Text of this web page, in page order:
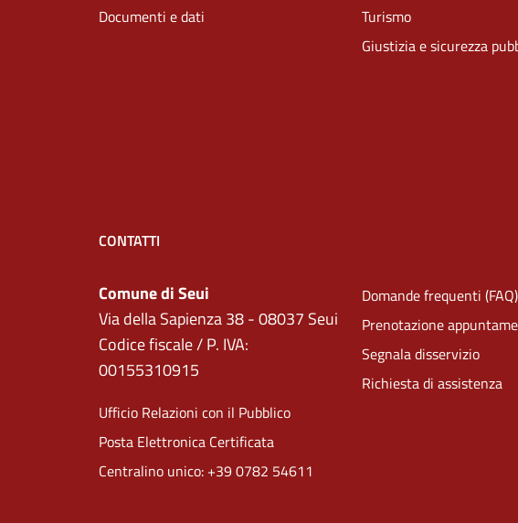
Documenti e dati
Turismo
Giustizia e sicurezza
CONTATTI
Comune di Seui
Via della Sapienza 38 - 08037 Seui
Codice fiscale / P. IVA:
00155310915
Ufficio Relazioni con il Pubblico
Posta Elettronica Certificata
Centralino unico: +39 0782 54611
Domande frequenti (FAQ)
Prenotazione
Segnala disservizio
Richiesta di assistenza